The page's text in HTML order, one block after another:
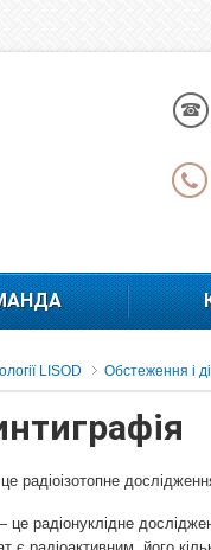
LISOD Обстеження і
радіоізотопне
радіонуклідне